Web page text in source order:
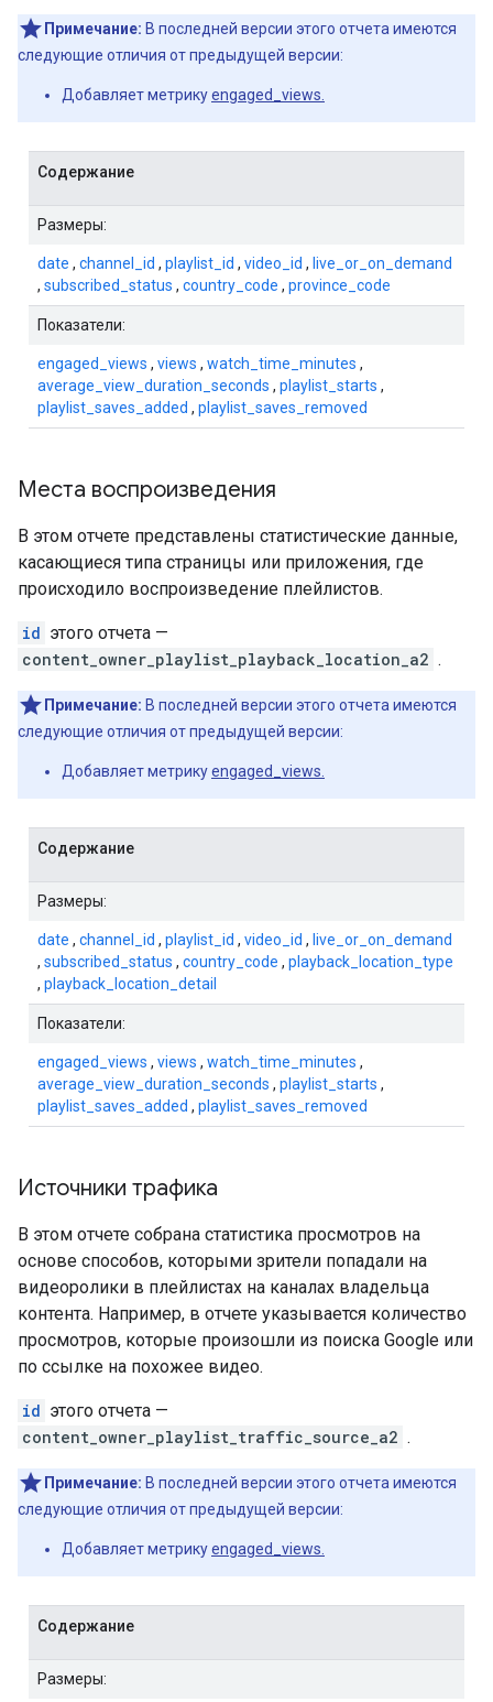
Примечание: В последней версии этого отчета имеются
следующие отличия от предыдущей версии:
Добавляет метрикуengaged_views.
Содержание
Размеры:
date , channel_id , playlist_id , video_id , live_or_on_demand
, subscribed_status , country_code , province_code
Показатели:
engaged_views , views , watch_time_minutes ,
average_view_duration_seconds , playlist_starts ,
playlist_saves_added , playlist_saves_removed
Места воспроизведения
В этом отчете представлены статистические данные,
касающиеся типа страницы или приложения, где
происходило воспроизведение плейлистов.
id этого отчета —
content_owner_playlist_playback_location_a2 .
Примечание: В последней версии этого отчета имеются
следующие отличия от предыдущей версии:
Добавляет метрикуengaged_views.
Содержание
Размеры:
date , channel_id , playlist_id , video_id , live_or_on_demand
, subscribed_status , country_code , playback_location_type
, playback_location_detail
Показатели:
engaged_views , views , watch_time_minutes ,
average_view_duration_seconds , playlist_starts ,
playlist_saves_added , playlist_saves_removed
Источники трафика
В этом отчете собрана статистика просмотров на
основе способов, которыми зрители попадали на
видеоролики в плейлистах на каналах владельца
контента. Например, в отчете указывается количество
просмотров, которые произошли из поиска Google или
по ссылке на похожее видео.
id этого отчета —
content_owner_playlist_traffic_source_a2 .
Примечание: В последней версии этого отчета имеются
следующие отличия от предыдущей версии:
Добавляет метрикуengaged_views.
Содержание
Размеры: